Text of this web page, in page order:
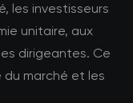
les investisseurs
unitaire, aux
dirigeantes. Ce
marché et les